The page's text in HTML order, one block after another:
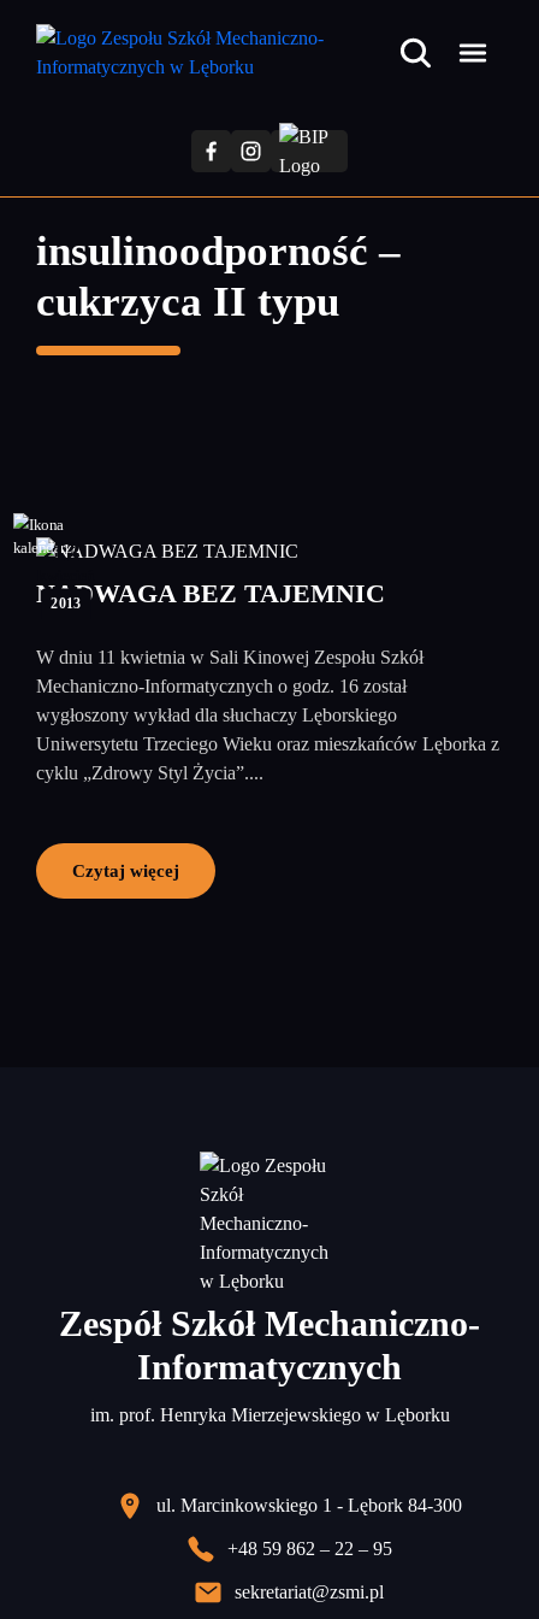
treści
insulinoodporność –
cukrzyca II typu
12
2013
NADWAGA BEZ TAJEMNIC
W dniu 11 kwietnia w Sali Kinowej Zespołu Szkół
Mechaniczno-Informatycznych o godz. 16 został
wygłoszony wykład dla słuchaczy Lęborskiego
Uniwersytetu Trzeciego Wieku oraz mieszkańców Lęborka z
cyklu „Zdrowy Styl Życia”....
Czytaj więcej
Zespół Szkół Mechaniczno-
Informatycznych
im. prof. Henryka Mierzejewskiego w Lęborku
ul. Marcinkowskiego 1 - Lębork 84-300
+48 59 862 – 22 – 95
sekretariat@zsmi.pl